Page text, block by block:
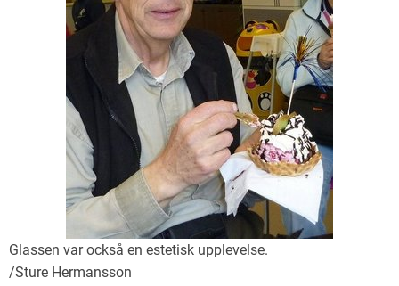
Glassen var också en estetisk upplevelse.
/Sture Hermansson